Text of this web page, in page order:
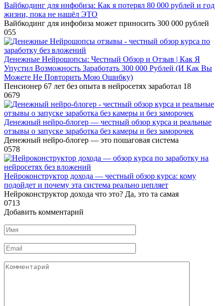
Вайбкодинг для инфобиза: Как я потерял 80 000 рублей и год
жизни, пока не нашёл ЭТО
Вайбкодинг для инфобиза может приносить 300 000 рублей
055
Денежные Нейрошопсы: Честный Обзор и Отзыв | Как Я
Упустил Возможность Заработать 300 000 Рублей (И Как Вы
Можете Не Повторить Мою Ошибку)
Пенсионер 67 лет без опыта в нейросетях заработал 18
0679
Денежный нейро-блогер — честный обзор курса и реальные
отзывы о запуске заработка без камеры и без заморочек
Денежный нейро-блогер — это пошаговая система
0578
Нейроконструктор дохода — честный обзор курса: кому
подойдет и почему эта система реально цепляет
Нейроконструктор дохода что это? Да, это та самая
0713
Добавить комментарий
Имя
*
Email
*
Комментарий